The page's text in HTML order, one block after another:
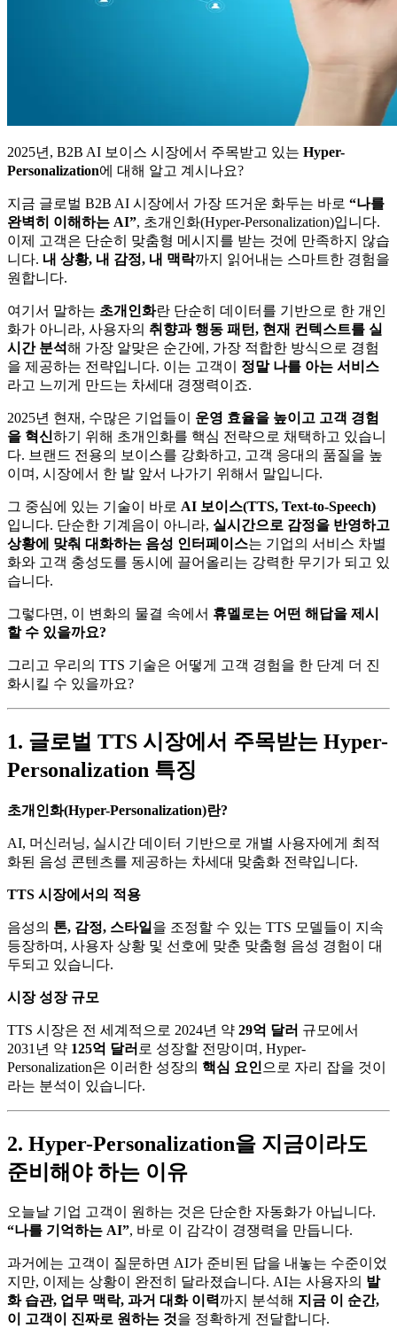
2025년, B2B AI 보이스 시장에서 주목받고 있는 Hyper-
Personalization에 대해 알고 계시나요?
지금 글로벌 B2B AI 시장에서 가장 뜨거운 화두는 바로 “나를
완벽히 이해하는 AI”, 초개인화(Hyper-Personalization)입니다.
이제 고객은 단순히 맞춤형 메시지를 받는 것에 만족하지 않습
니다. 내 상황, 내 감정, 내 맥락까지 읽어내는 스마트한 경험을
원합니다.
여기서 말하는 초개인화란 단순히 데이터를 기반으로 한 개인
화가 아니라, 사용자의 취향과 행동 패턴, 현재 컨텍스트를 실
시간 분석해 가장 알맞은 순간에, 가장 적합한 방식으로 경험
을 제공하는 전략입니다. 이는 고객이 정말 나를 아는 서비스
라고 느끼게 만드는 차세대 경쟁력이죠.
2025년 현재, 수많은 기업들이 운영 효율을 높이고 고객 경험
을 혁신하기 위해 초개인화를 핵심 전략으로 채택하고 있습니
다. 브랜드 전용의 보이스를 강화하고, 고객 응대의 품질을 높
이며, 시장에서 한 발 앞서 나가기 위해서 말입니다.
그 중심에 있는 기술이 바로 AI 보이스(TTS, Text-to-Speech)
입니다. 단순한 기계음이 아니라, 실시간으로 감정을 반영하고
상황에 맞춰 대화하는 음성 인터페이스는 기업의 서비스 차별
화와 고객 충성도를 동시에 끌어올리는 강력한 무기가 되고 있
습니다.
그렇다면, 이 변화의 물결 속에서 휴멜로는 어떤 해답을 제시
할 수 있을까요?
그리고 우리의 TTS 기술은 어떻게 고객 경험을 한 단계 더 진
화시킬 수 있을까요?
1. 글로벌 TTS 시장에서 주목받는 Hyper-
Personalization 특징
초개인화(Hyper-Personalization)란?
AI, 머신러닝, 실시간 데이터 기반으로 개별 사용자에게 최적
화된 음성 콘텐츠를 제공하는 차세대 맞춤화 전략입니다.
TTS 시장에서의 적용
음성의 톤, 감정, 스타일 을 조정할 수 있는 TTS 모델들이 지속
등장하며, 사용자 상황 및 선호에 맞춘 맞춤형 음성 경험이 대
두되고 있습니다.
시장 성장 규모
TTS 시장은 전 세계적으로 2024년 약 29억 달러 규모에서
2031년 약 125억 달러 로 성장할 전망이며, Hyper-
Personalization은 이러한 성장의 핵심 요인 으로 자리 잡을 것이
라는 분석이 있습니다.
2. Hyper-Personalization을 지금이라도
준비해야 하는 이유
오늘날 기업 고객이 원하는 것은 단순한 자동화가 아닙니다.
“나를 기억하는 AI”, 바로 이 감각이 경쟁력을 만듭니다.
과거에는 고객이 질문하면 AI가 준비된 답을 내놓는 수준이었
지만, 이제는 상황이 완전히 달라졌습니다. AI는 사용자의 발
화 습관, 업무 맥락, 과거 대화 이력까지 분석해 지금 이 순간,
이 고객이 진짜로 원하는 것을 정확하게 전달합니다.